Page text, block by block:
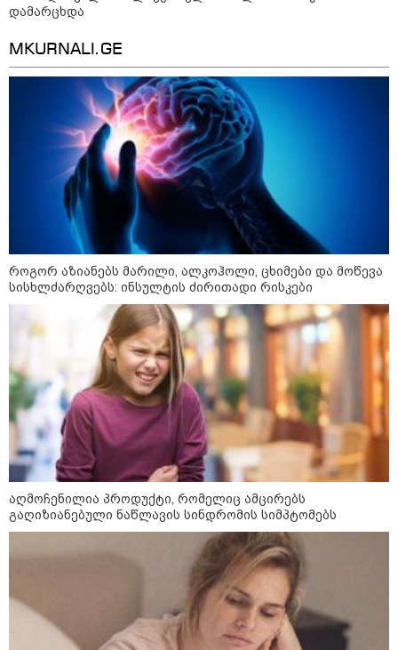
ხანძარი - რუსეთმა კიევზე
14:13 / 04-08-2026
მორიგი თავდასხმა რუსეთში,
ნავთობგადამამუშავებელ
ქარხანაზე - რა დეტალებია
ცნობილი
კატეგორიის ყველა სიახლე
კატეგორიები
დამარცხდა
MKURNALI.GE
როგორ აზიანებს მარილი, ალკოჰოლი, ცხიმები და მოწევა
სისხლძარღვებს: ინსულტის ძირითადი რისკები
აღმოჩენილია პროდუქტი, რომელიც ამცირებს
გაღიზიანებული ნაწლავის სინდრომის სიმპტომებს